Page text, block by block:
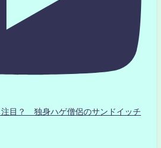
注目？ 独身ハゲ僧侶のサンドイッチ